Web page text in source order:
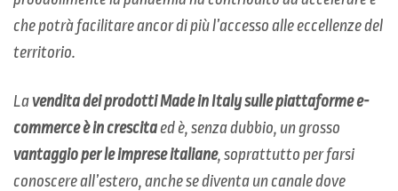
che potrà facilitare ancor di più l’accesso alle eccellenze del
territorio.
Lavendita dei prodotti Made in Italy sulle piattaforme e-
commerce è in crescitaed è, senza dubbio, un grosso
vantaggio per le imprese italiane, soprattutto per farsi
conoscere all’estero, anche se diventa un canale dove